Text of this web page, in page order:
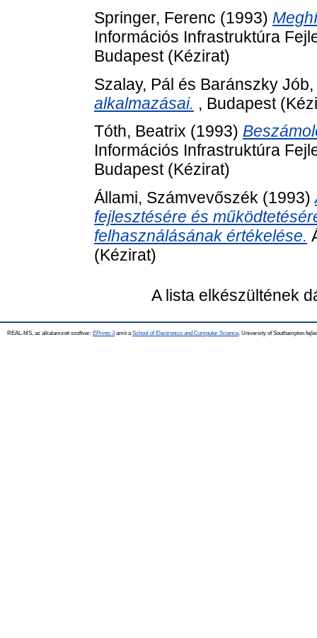
Springer, Ferenc (1993)
Információs Infrastruktúra
Budapest (Kézirat)
Szalay, Pál és Baránszky Jób,
alkalmazásai. , Budapest
Tóth, Beatrix (1993)
Információs Infrastruktúra
Budapest (Kézirat)
Állami, Számvevőszék (1993)
fejlesztésére és
felhasználásának értékelése.
(Kézirat)
A lista elkészültének
REAL-MS, az alkalamzott szoftver: EPrints 3amit a School of Electronics and Computer Science , University of Southampton